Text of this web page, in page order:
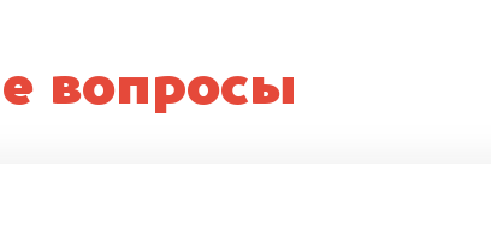
вопросы